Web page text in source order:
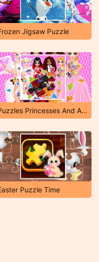
Jigsaw Puzzle
Puzzles Princesses And Angels New Look
Puzzle Time